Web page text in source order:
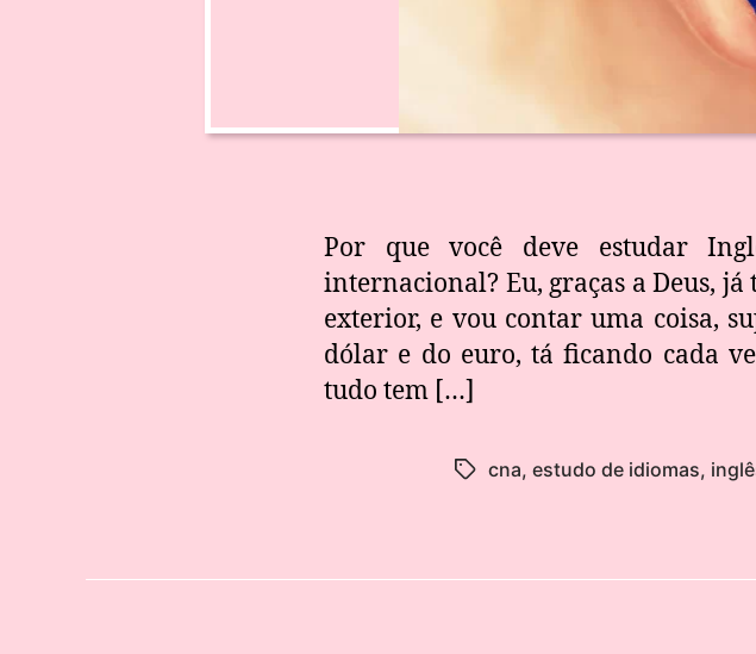
Por que você deve estudar
internacional? Eu, graças a Deus,
exterior, e vou contar uma coisa,
dólar e do euro, tá ficando cada
tudo tem […]
cna, estudo de idiomas,